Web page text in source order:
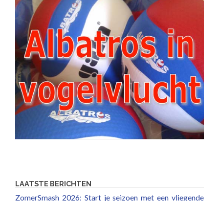
LAATSTE BERICHTEN
ZomerSmash 2026: Start je seizoen met een vliegende